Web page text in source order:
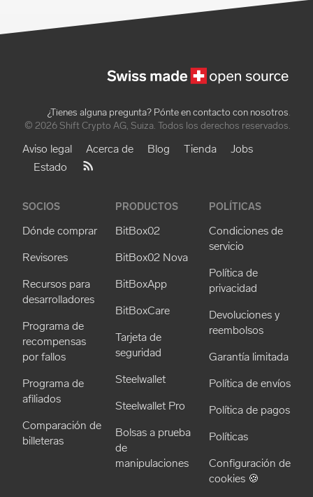
¿Tienes alguna pregunta? Pónte en contacto con nosotros.
© 2026 Shift Crypto AG, Suiza. Todos los derechos reservados.
Aviso legal Acerca de Blog Tienda
Jobs
Estado
SOCIOS
Dónde comprar
Revisores
Recursos para
desarrolladores
Programa de
recompensas
por fallos
Programa de
afiliados
Comparación de
billeteras
PRODUCTOS
BitBox02
BitBox02 Nova
BitBoxApp
BitBoxCare
Tarjeta de
seguridad
Steelwallet
Steelwallet Pro
Bolsas a prueba
de
manipulaciones
POLÍTICAS
Condiciones de
servicio
Política de
privacidad
Devoluciones y
reembolsos
Garantía limitada
Política de envíos
Política de pagos
Políticas
Configuración de
cookies 🍪